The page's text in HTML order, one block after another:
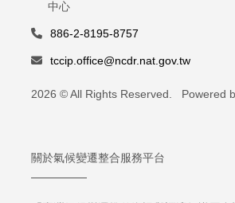
中心
886-2-8195-8757
tccip.office@ncdr.nat.gov.tw
2026 © All Rights Reserved. Powered
關於氣候變遷整合服務平台